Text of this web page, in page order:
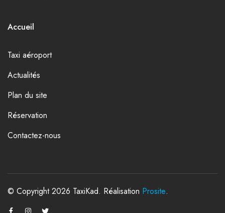
Accueil
Taxi aéroport
Actualités
Plan du site
Réservation
Contactez-nous
© Copyright 2026 TaxiKad. Réalisation Prosite.